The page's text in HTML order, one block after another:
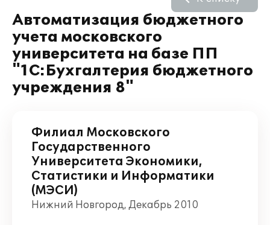
Автоматизация бюджетного
учета московского
университета на базе ПП
"1С:Бухгалтерия бюджетного
учреждения 8"
Филиал Московского
Государственного
Университета Экономики,
Статистики и Информатики
(МЭСИ)
Нижний Новгород, Декабрь 2010